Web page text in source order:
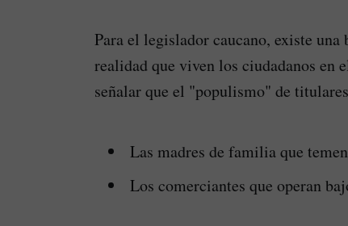
Para el legislador caucano, existe
realidad que viven los ciudadanos en
señalar que el "populismo" de
Las madres de familia que
Los comerciantes que operan